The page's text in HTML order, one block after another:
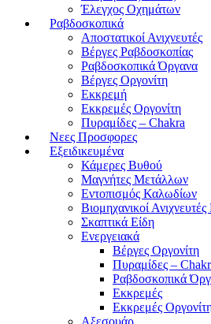
Έλεγχος Οχημάτων
Ραβδοσκοπικά
Αποστατικοί Ανιχνευτές
Βέργες Ραβδοσκοπίας
Ραβδοσκοπικά Όργανα
Βέργες Οργονίτη
Εκκρεμή
Εκκρεμές Οργονίτη
Πυραμίδες – Chakra
Νεες Προσφορες
Εξειδικευμένα
Κάμερες Βυθού
Μαγνήτες Μετάλλων
Εντοπισμός Καλωδίων
Βιομηχανικοί
Σκαπτικά Είδη
Ενεργειακά
Βέργες Οργονίτη
Πυραμίδες –
Ραβδοσκοπικά
Εκκρεμές
Εκκρεμές
Αξεσουάρ